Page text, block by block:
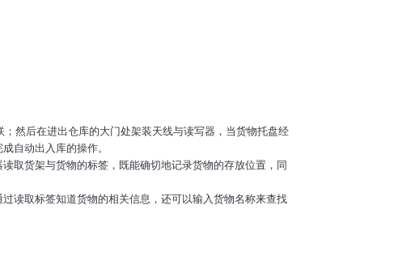
然后在进出仓库的大门处架装天线与读写器，当货物托盘经
自动出入库的操作。
取货架与货物的标签，既能确切地记录货物的存放位置，同
读取标签知道货物的相关信息，还可以输入货物名称来查找